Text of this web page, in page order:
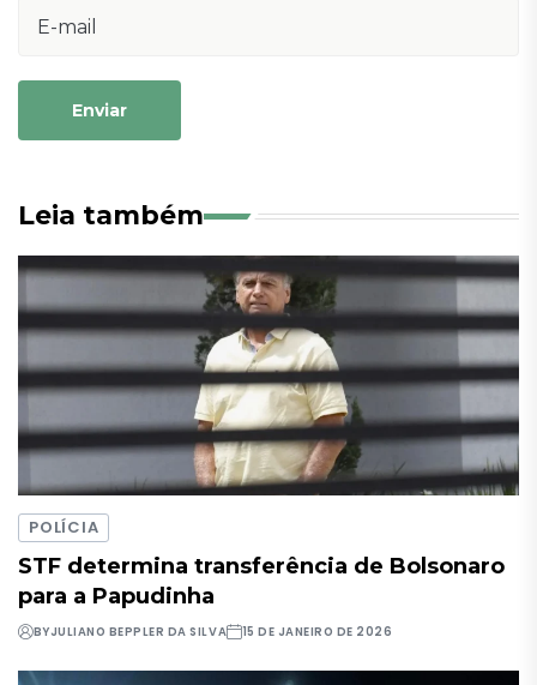
Enviar
Leia também
POLÍCIA
STF determina transferência de Bolsonaro
para a Papudinha
BYJULIANO BEPPLER DA SILVA 15 DE JANEIRO DE 2026